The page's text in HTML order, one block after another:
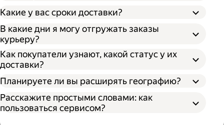
Откройте кабинет для бизнеса;
Укажите, откуда забрать заказ и куда его
доставить;
Впишите необходимые данные о заказе;
Выберите тип оплаты;
В поле «Заказать» вы увидите конечную
стоимость доставки.
По штрихкоду. Покажите штрихкод
сотруднику, отсканировав его, он отдаст
ваш заказ;
По номеру заказа. Получателю нужно
назвать номер заказа, чтобы сотрудник
мог выдать заказ;
По коду из смс. Получателю нужно назвать
Какие у вас сроки доставки?
В какие дни я могу отгружать заказы
курьеру?
Как покупатели узнают, какой статус у их
доставки?
Планируете ли вы расширять географию?
Расскажите простыми словами: как
пользоваться сервисом?